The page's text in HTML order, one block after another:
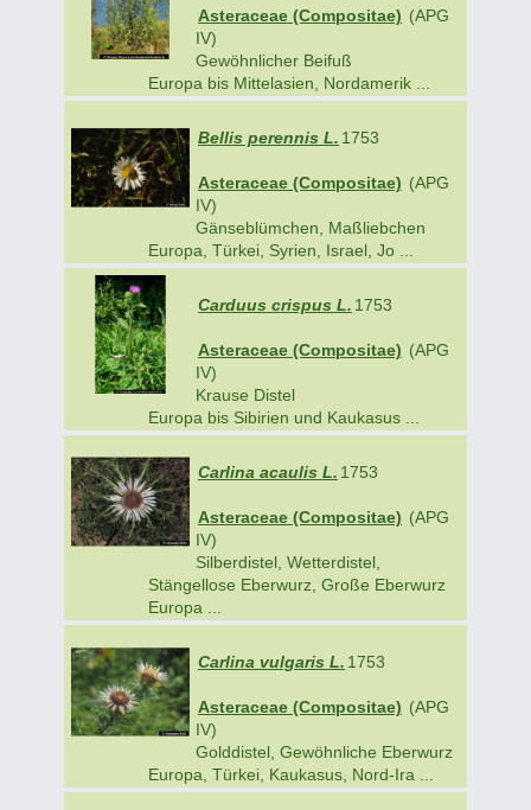
Asteraceae (Compositae) (APG
IV)
Gewöhnlicher Beifuß
Europa bis Mittelasien, Nordamerik ...
Bellis perennis L. 1753
Asteraceae (Compositae) (APG
IV)
Gänseblümchen, Maßliebchen
Europa, Türkei, Syrien, Israel, Jo ...
Carduus crispus L. 1753
Asteraceae (Compositae) (APG
IV)
Krause Distel
Europa bis Sibirien und Kaukasus ...
Carlina acaulis L. 1753
Asteraceae (Compositae) (APG
IV)
Silberdistel, Wetterdistel,
Stängellose Eberwurz, Große Eberwurz
Europa ...
Carlina vulgaris L. 1753
Asteraceae (Compositae) (APG
IV)
Golddistel, Gewöhnliche Eberwurz
Europa, Türkei, Kaukasus, Nord-Ira ...